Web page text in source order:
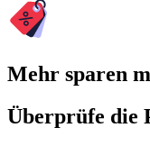
Mehr sparen
Überprüfe die